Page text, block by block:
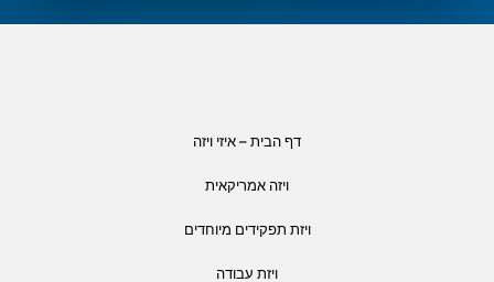
דף הבית – איזי ויזה
ויזה אמריקאית
ויזת תפקידים מיוחדים
ויזת עבודה